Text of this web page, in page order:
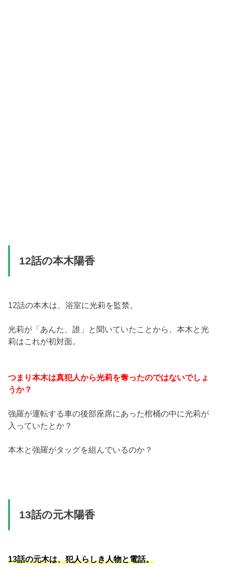
12話の本木陽香
12話の本木は、浴室に光莉を監禁。
光莉が「あんた、誰」と聞いていたことから、本木と光
莉はこれが初対面。
つまり本木は真犯人から光莉を奪ったのではないでしょ
うか？
強羅が運転する車の後部座席にあった棺桶の中に光莉が
入っていたとか？
本木と強羅がタッグを組んでいるのか？
13話の元木陽香
13話の元木は、犯人らしき人物と電話。